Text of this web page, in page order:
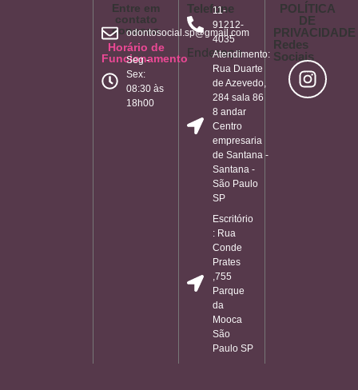
Entre em
contato
conosco
odontosocial.sp@gmail.com
Horário de
Funcionamento
Seg -
Sex:
08:30 às
18h00
Telefone
11-
91212-
4035
Endereço
Atendimento:
Rua Duarte
de Azevedo,
284 sala 86
8 andar
Centro
empresaria
de Santana -
Santana -
São Paulo
SP
Escritório
: Rua
Conde
Prates
,755
Parque
da
Mooca
São
Paulo SP
POLÍTICA
DE
PRIVACIDADE
Redes
Sociais